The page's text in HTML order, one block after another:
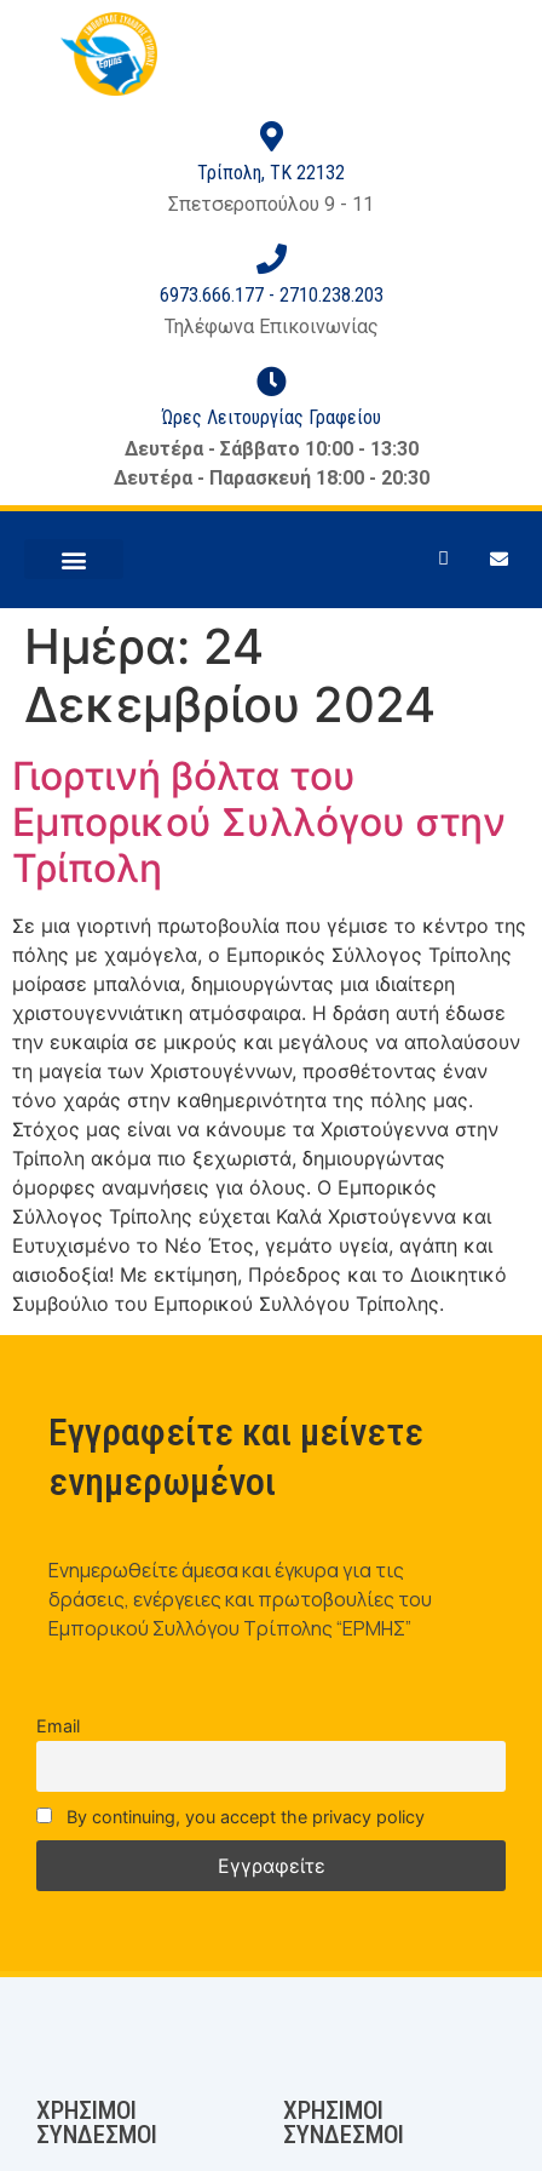
περιεχόμενο
Τρίπολη, ΤΚ 22132
Σπετσεροπούλου 9 - 11
6973.666.177 - 2710.238.203
Τηλέφωνα Επικοινωνίας
Ώρες Λειτουργίας Γραφείου
Δευτέρα - Σάββατο 10:00 - 13:30
Δευτέρα - Παρασκευή 18:00 - 20:30
Ημέρα: 24
Δεκεμβρίου 2024
Γιορτινή βόλτα του
Εμπορικού Συλλόγου στην
Τρίπολη
Σε μια γιορτινή πρωτοβουλία που γέμισε το κέντρο της
πόλης με χαμόγελα, ο Εμπορικός Σύλλογος Τρίπολης
μοίρασε μπαλόνια, δημιουργώντας μια ιδιαίτερη
χριστουγεννιάτικη ατμόσφαιρα. Η δράση αυτή έδωσε
την ευκαιρία σε μικρούς και μεγάλους να απολαύσουν
τη μαγεία των Χριστουγέννων, προσθέτοντας έναν
τόνο χαράς στην καθημερινότητα της πόλης μας.
Στόχος μας είναι να κάνουμε τα Χριστούγεννα στην
Τρίπολη ακόμα πιο ξεχωριστά, δημιουργώντας
όμορφες αναμνήσεις για όλους. Ο Εμπορικός
Σύλλογος Τρίπολης εύχεται Καλά Χριστούγεννα και
Ευτυχισμένο το Νέο Έτος, γεμάτο υγεία, αγάπη και
αισιοδοξία! Με εκτίμηση, Πρόεδρος και το Διοικητικό
Συμβούλιο του Εμπορικού Συλλόγου Τρίπολης.
Εγγραφείτε και μείνετε
ενημερωμένοι
Ενημερωθείτε άμεσα και έγκυρα για τις
δράσεις, ενέργειες και πρωτοβουλίες του
Εμπορικού Συλλόγου Τρίπολης “ΕΡΜΗΣ”
Email
By continuing, you accept the privacy policy
ΧΡΉΣΙΜΟΙ
ΣΎΝΔΕΣΜΟΙ
ΧΡΉΣΙΜΟΙ
ΣΎΝΔΕΣΜΟΙ